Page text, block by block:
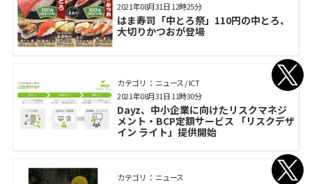
はま寿司「中とろ祭」110円の中とろ、
大切りかつおが登場
2021年08月31日 12時25分
カテゴリ： ニュース / ICT
Dayz、中⼩企業に向けたリスクマネジ
メント・BCP定額サービス 「リスクデザ
イン ライト」提供開始
2021年08月31日 11時30分
カテゴリ： ニュース